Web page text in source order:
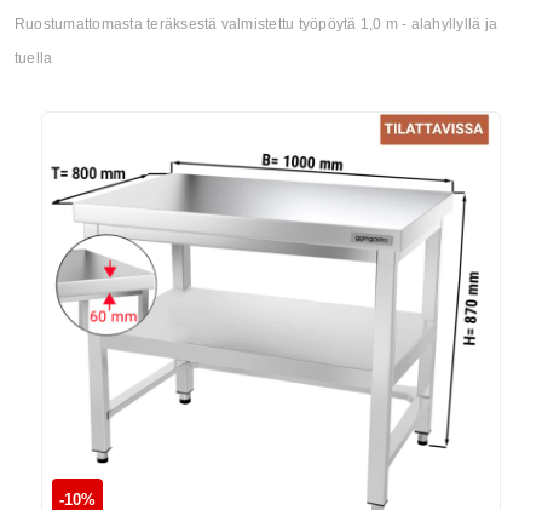
Ruostumattomasta teräksestä valmistettu työpöytä 1,0 m - alahyllyllä ja
tuella
-10%
-10%
Ahi PRIMAX 3x GN 1/1 -
682,00 €
613,80 €
korivaunu
124,00 €
Uus toode Laos Uus toode Laos